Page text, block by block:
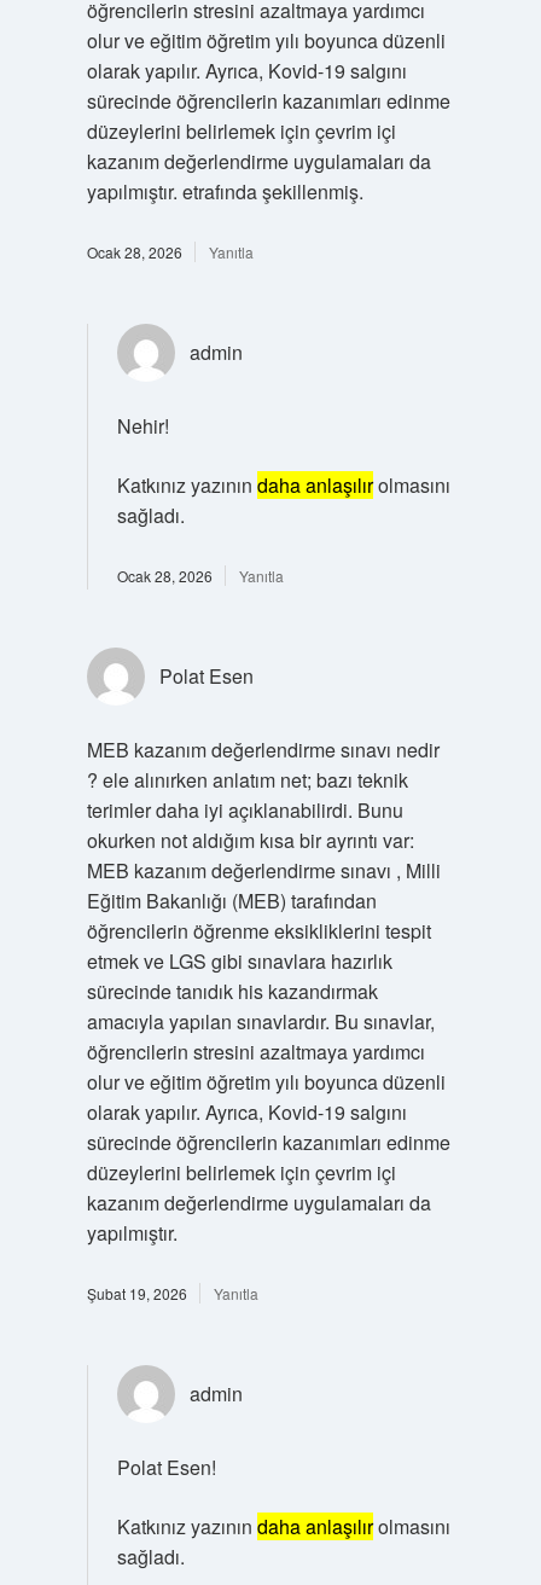
öğrencilerin stresini azaltmaya yardımcı
olur ve eğitim öğretim yılı boyunca düzenli
olarak yapılır. Ayrıca, Kovid-19 salgını
sürecinde öğrencilerin kazanımları edinme
düzeylerini belirlemek için çevrim içi
kazanım değerlendirme uygulamaları da
yapılmıştır. etrafında şekillenmiş.
Ocak 28, 2026 Yanıtla
admin
Nehir!
Katkınız yazının daha anlaşılırolmasını
sağladı.
Ocak 28, 2026 Yanıtla
Polat Esen
MEB kazanım değerlendirme sınavı nedir
? ele alınırken anlatım net; bazı teknik
terimler daha iyi açıklanabilirdi. Bunu
okurken not aldığım kısa bir ayrıntı var:
MEB kazanım değerlendirme sınavı , Milli
Eğitim Bakanlığı (MEB) tarafından
öğrencilerin öğrenme eksikliklerini tespit
etmek ve LGS gibi sınavlara hazırlık
sürecinde tanıdık his kazandırmak
amacıyla yapılan sınavlardır. Bu sınavlar,
öğrencilerin stresini azaltmaya yardımcı
olur ve eğitim öğretim yılı boyunca düzenli
olarak yapılır. Ayrıca, Kovid-19 salgını
sürecinde öğrencilerin kazanımları edinme
düzeylerini belirlemek için çevrim içi
kazanım değerlendirme uygulamaları da
yapılmıştır.
Şubat 19, 2026 Yanıtla
admin
Polat Esen!
Katkınız yazının daha anlaşılırolmasını
sağladı.